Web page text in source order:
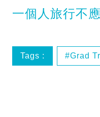
一個人旅行不
Tags : Grad